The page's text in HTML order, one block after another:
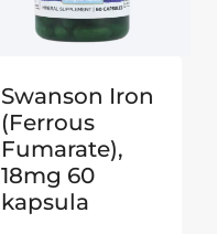
Swanson Iron
(Ferrous
Fumarate),
18mg 60
kapsula